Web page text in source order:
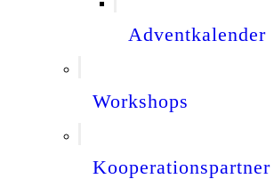
Adventkalender
Workshops
Kooperationspartner